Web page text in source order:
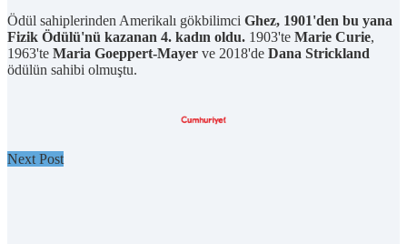
Ödül sahiplerinden Amerikalı gökbilimci Ghez, 1901'den bu yana
Fizik Ödülü'nü kazanan 4. kadın oldu. 1903'te Marie Curie,
1963'te Maria Goeppert-Mayer ve 2018'de Dana Strickland
ödülün sahibi olmuştu.
Next Post